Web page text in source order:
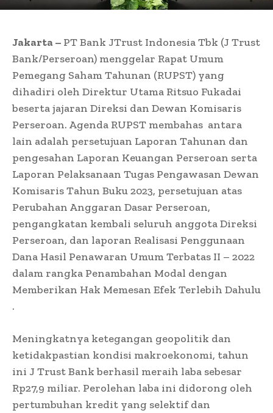
Jakarta – PT Bank JTrust Indonesia Tbk (J Trust
Bank/Perseroan) menggelar Rapat Umum
Pemegang Saham Tahunan (RUPST) yang
dihadiri oleh Direktur Utama Ritsuo Fukadai
beserta jajaran Direksi dan Dewan Komisaris
Perseroan. Agenda RUPST membahas antara
lain adalah persetujuan Laporan Tahunan dan
pengesahan Laporan Keuangan Perseroan serta
Laporan Pelaksanaan Tugas Pengawasan Dewan
Komisaris Tahun Buku 2023, persetujuan atas
Perubahan Anggaran Dasar Perseroan,
pengangkatan kembali seluruh anggota Direksi
Perseroan, dan laporan Realisasi Penggunaan
Dana Hasil Penawaran Umum Terbatas II – 2022
dalam rangka Penambahan Modal dengan
Memberikan Hak Memesan Efek Terlebih Dahulu
.
Meningkatnya ketegangan geopolitik dan
ketidakpastian kondisi makroekonomi, tahun
ini J Trust Bank berhasil meraih laba sebesar
Rp27,9 miliar. Perolehan laba ini didorong oleh
pertumbuhan kredit yang selektif dan